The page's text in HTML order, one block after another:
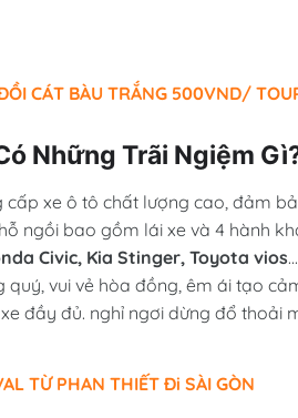
CÁT BÀU TRẮNG 500VND/
Những Trãi Ngiệm
cấp xe ô tô chất lượng cao, đảm
ngồi bao gồm lái xe và 4 hành
Civic, Kia Stinger, Toyota vios
vui vẻ hòa đồng, êm ái tạo
đầy đủ. nghỉ ngơi dừng đổ thoải
TỪ PHAN THIẾT Đi SÀI GÒN